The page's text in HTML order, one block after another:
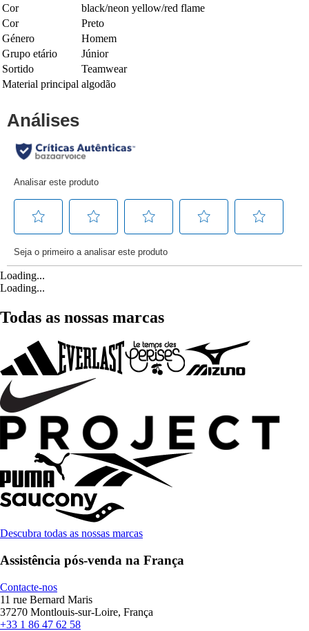
Cor
black/neon yellow/red flame
Cor
Preto
Género
Homem
Grupo etário
Júnior
Sortido
Teamwear
Material principal algodão
Loading...
Loading...
Todas as nossas marcas
Descubra todas as nossas marcas
Assistência pós-venda na França
Contacte-nos
11 rue Bernard Maris
37270 Montlouis-sur-Loire, França
+33 1 86 47 62 58